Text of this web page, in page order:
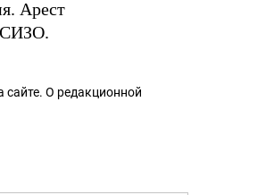
Арест
СИЗО.
сайте. О редакционной